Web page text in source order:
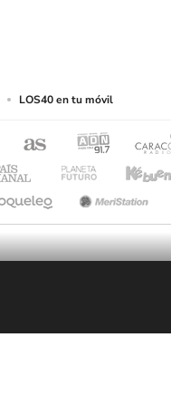
LOS40 en tu móvil